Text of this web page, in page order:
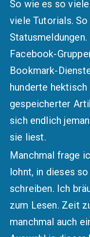
So wie es so
viele Tutorials.
Facebook-
Bookmark-
hunderte hektisch
gespeicherter
sich endlich
sie liest.
Manchmal frage
lohnt, in dieses
schreiben. Ich
zum Lesen. Zeit
manchmal auch